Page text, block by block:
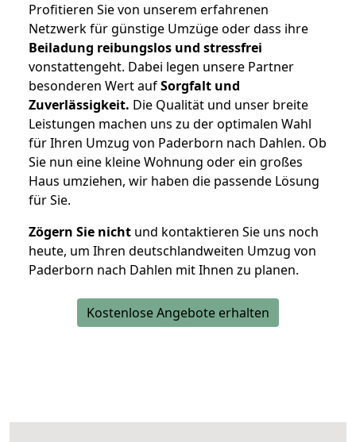
Profitieren Sie von unserem erfahrenen
Netzwerk für günstige Umzüge oder dass ihre
Beiladung reibungslos und stressfrei
vonstattengeht. Dabei legen unsere Partner
besonderen Wert aufSorgfalt und
Zuverlässigkeit. Die Qualität und unser breite
Leistungen machen uns zu der optimalen Wahl
für Ihren Umzug von Paderborn nach Dahlen. Ob
Sie nun eine kleine Wohnung oder ein großes
Haus umziehen, wir haben die passende Lösung
für Sie.
Zögern Sie nicht und kontaktieren Sie uns noch
heute, um Ihren deutschlandweiten Umzug von
Paderborn nach Dahlen mit Ihnen zu planen.
Kostenlose Angebote erhalten